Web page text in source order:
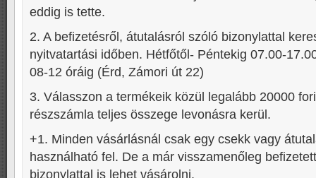
eddig is tette.
2. A befizetésről, átutalásról szóló bizonylattal
nyitvatartási időben. Hétfőtől- Péntekig 07.00-
08-12 óráig (Érd, Zámori út 22)
3. Válasszon a termékeik közül legalább 20000
részszámla teljes összege levonásra kerül.
+1. Minden vásárlásnál csak egy csekk vagy
használható fel. De a már visszamenőleg
bizonylattal is lehet vásárolni.